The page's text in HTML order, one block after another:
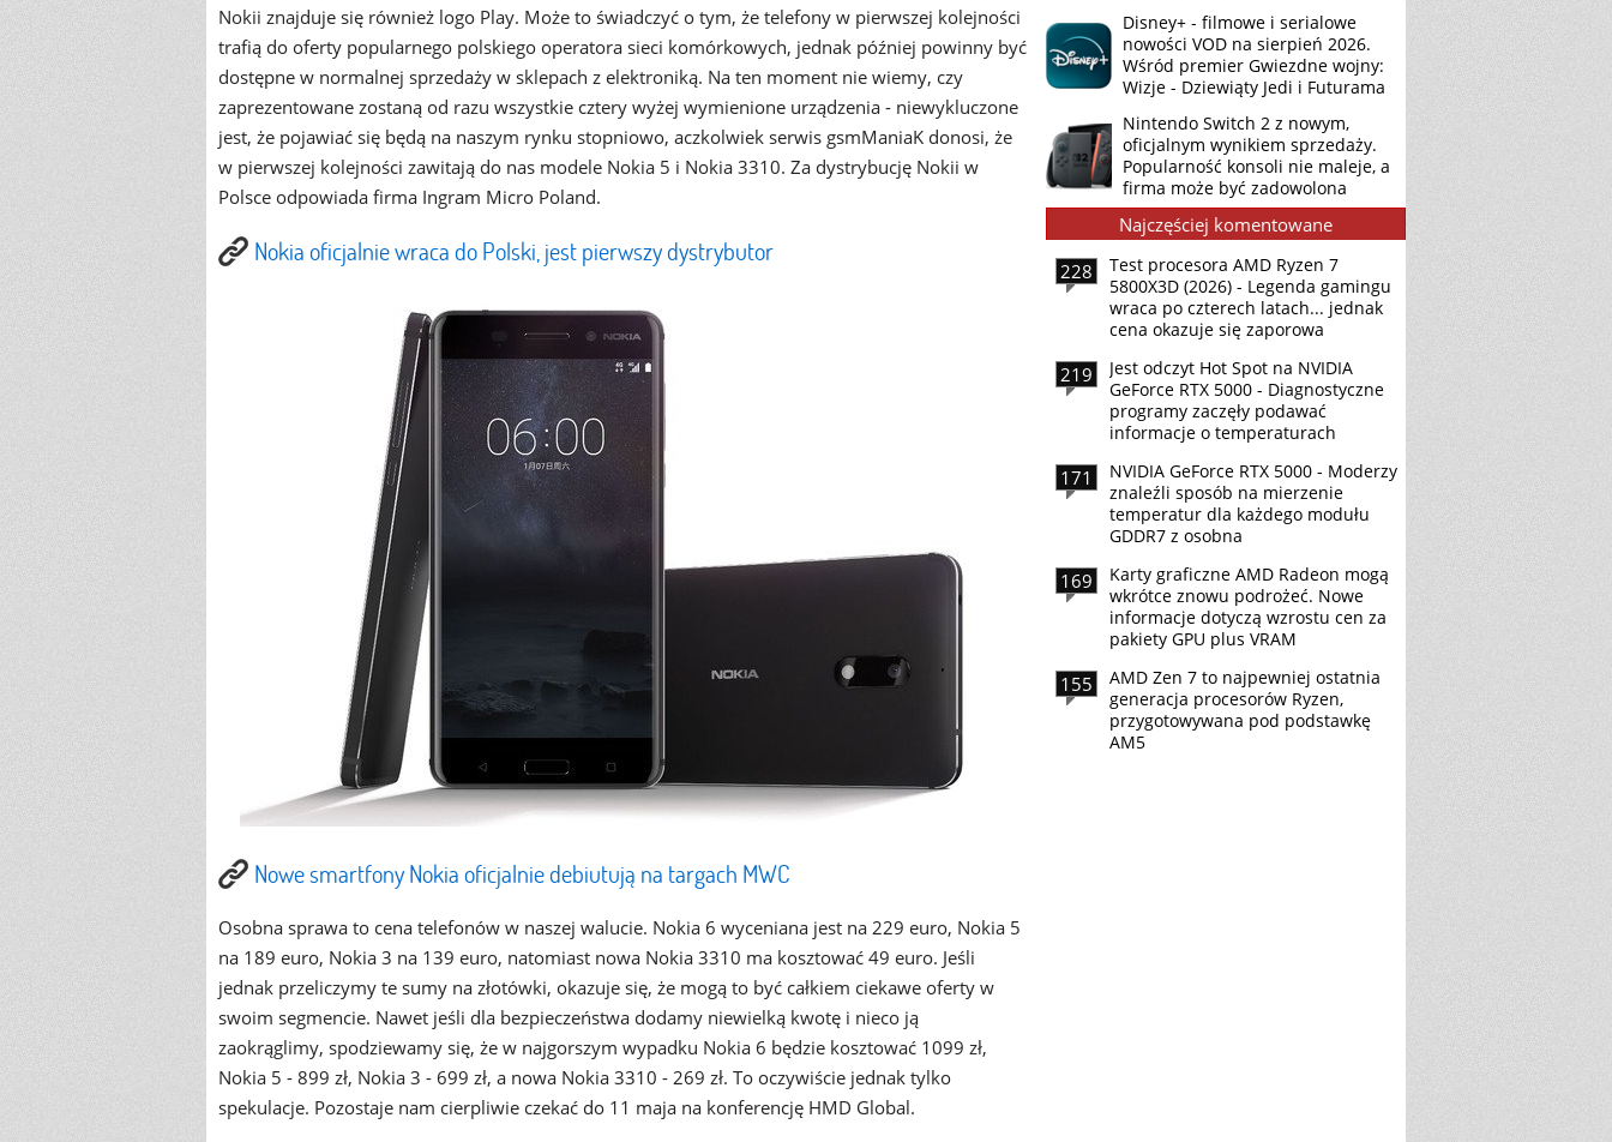
Nokii znajduje się również logo Play. Może to świadczyć o tym, że telefony w pierwszej kolejności
trafią do oferty popularnego polskiego operatora sieci komórkowych, jednak później powinny być
dostępne w normalnej sprzedaży w sklepach z elektroniką. Na ten moment nie wiemy, czy
zaprezentowane zostaną od razu wszystkie cztery wyżej wymienione urządzenia - niewykluczone
jest, że pojawiać się będą na naszym rynku stopniowo, aczkolwiek serwis gsmManiaK donosi, że
w pierwszej kolejności zawitają do nas modele Nokia 5 i Nokia 3310. Za dystrybucję Nokii w
Polsce odpowiada firma Ingram Micro Poland.
Nokia oficjalnie wraca do Polski, jest pierwszy dystrybutor
Nowe smartfony Nokia oficjalnie debiutują na targach MWC
Osobna sprawa to cena telefonów w naszej walucie. Nokia 6 wyceniana jest na 229 euro, Nokia 5
na 189 euro, Nokia 3 na 139 euro, natomiast nowa Nokia 3310 ma kosztować 49 euro. Jeśli
jednak przeliczymy te sumy na złotówki, okazuje się, że mogą to być całkiem ciekawe oferty w
swoim segmencie. Nawet jeśli dla bezpieczeństwa dodamy niewielką kwotę i nieco ją
zaokrąglimy, spodziewamy się, że w najgorszym wypadku Nokia 6 będzie kosztować 1099 zł,
Nokia 5 - 899 zł, Nokia 3 - 699 zł, a nowa Nokia 3310 - 269 zł. To oczywiście jednak tylko
spekulacje. Pozostaje nam cierpliwie czekać do 11 maja na konferencję HMD Global.
Disney+ - filmowe i serialowe
nowości VOD na sierpień 2026.
Wśród premier Gwiezdne wojny:
Wizje - Dziewiąty Jedi i Futurama
Nintendo Switch 2 z nowym,
oficjalnym wynikiem sprzedaży.
Popularność konsoli nie maleje, a
firma może być zadowolona
Najczęściej komentowane
228
Test procesora AMD Ryzen 7
5800X3D (2026) - Legenda gamingu
wraca po czterech latach... jednak
cena okazuje się zaporowa
219
Jest odczyt Hot Spot na NVIDIA
GeForce RTX 5000 - Diagnostyczne
programy zaczęły podawać
informacje o temperaturach
171
NVIDIA GeForce RTX 5000 - Moderzy
znaleźli sposób na mierzenie
temperatur dla każdego modułu
GDDR7 z osobna
169
Karty graficzne AMD Radeon mogą
wkrótce znowu podrożeć. Nowe
informacje dotyczą wzrostu cen za
pakiety GPU plus VRAM
155
AMD Zen 7 to najpewniej ostatnia
generacja procesorów Ryzen,
przygotowywana pod podstawkę
AM5